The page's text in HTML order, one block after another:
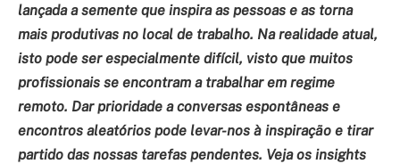
lançada a semente que inspira as pessoas e as torna
mais produtivas no local de trabalho. Na realidade atual,
isto pode ser especialmente difícil, visto que muitos
profissionais se encontram a trabalhar em regime
remoto. Dar prioridade a conversas espontâneas e
encontros aleatórios pode levar-nos à inspiração e tirar
partido das nossas tarefas pendentes. Veja os insights